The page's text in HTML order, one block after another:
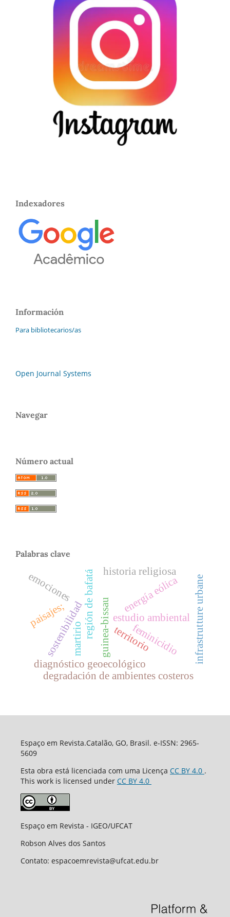
Indexadores
Información
Para bibliotecarios/as
Open Journal Systems
Navegar
Número actual
Palabras clave
diagnóstico geoecológico
sostenibilidadregión de bafatáguinea-bissau
degradación de ambientes costeros
energía eólica
estudio ambiental
territorio
martirio
historia religiosa
feminicidio
emociones infrastrutture urbane
paisajes;
Espaço em Revista.Catalão, GO, Brasil. e-ISSN: 2965-
5609
Esta obra está licenciada com uma Licença CC BY 4.0 .
This work is licensed under CC BY 4.0
Espaço em Revista - IGEO/UFCAT
Robson Alves dos Santos
Contato: espacoemrevista@ufcat.edu.br